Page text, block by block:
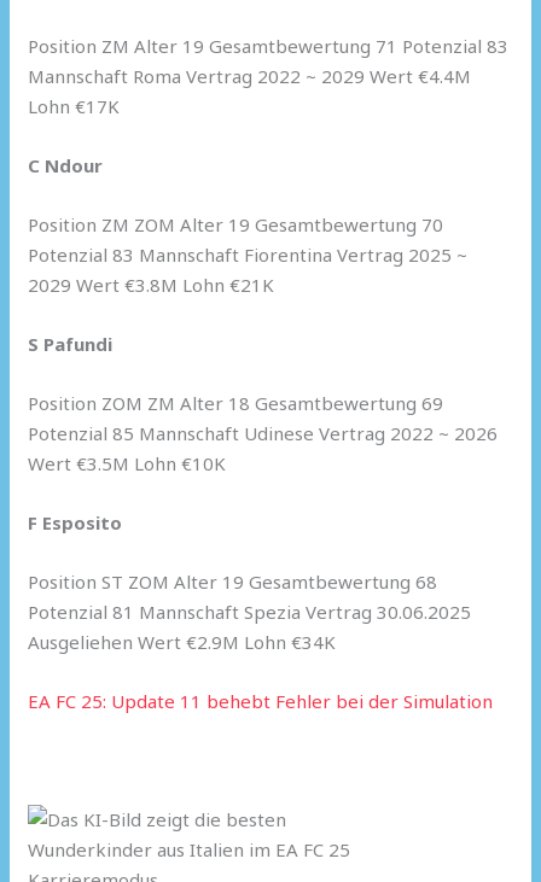
Position ZM Alter 19 Gesamtbewertung 71 Potenzial 83
Mannschaft Roma Vertrag 2022 ~ 2029 Wert €4.4M
Lohn €17K
C Ndour
Position ZM ZOM Alter 19 Gesamtbewertung 70
Potenzial 83 Mannschaft Fiorentina Vertrag 2025 ~
2029 Wert €3.8M Lohn €21K
S Pafundi
Position ZOM ZM Alter 18 Gesamtbewertung 69
Potenzial 85 Mannschaft Udinese Vertrag 2022 ~ 2026
Wert €3.5M Lohn €10K
F Esposito
Position ST ZOM Alter 19 Gesamtbewertung 68
Potenzial 81 Mannschaft Spezia Vertrag 30.06.2025
Ausgeliehen Wert €2.9M Lohn €34K
EA FC 25: Update 11 behebt Fehler bei der Simulation